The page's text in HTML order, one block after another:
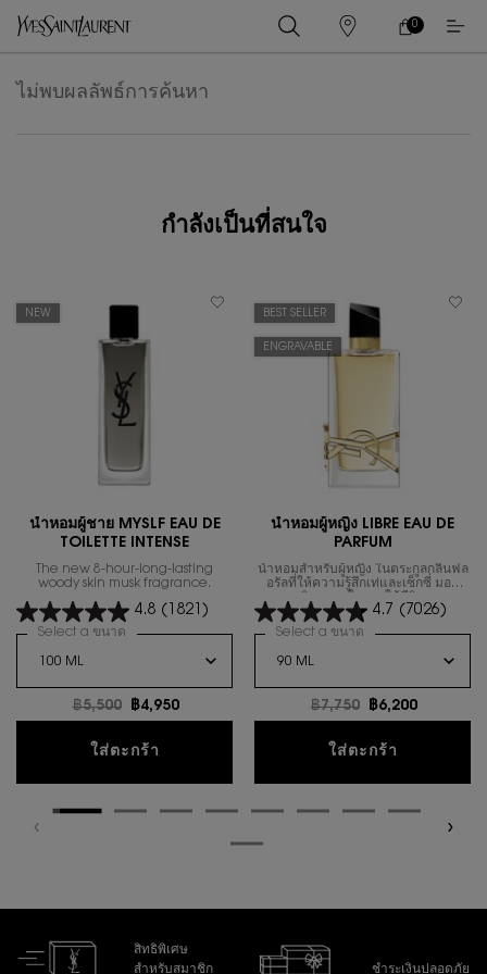
ร้าน
ค้า
ตะกร้า
0
0 PRODUCT IN
ไม่พบผลลัพธ์การค้นหา
กำลังเป็นที่สนใจ
NEW
น้ำหอมผู้ชาย MYSLF EAU DE
TOILETTE INTENSE
The new 8-hour-long-lasting
woody skin musk fragrance.
4.8 (1821)
Select a ขนาด for น้ำหอมผู้ชาย MYSLF EAU DE TOILETTE INTENSE
ราคาเก่า
฿5,500 ราคาใหม่
฿4,950
ใส่ตะกร้า น้ำหอมผู้ชาย MYSLF EAU DE TOILETTE
BEST SELLER
ENGRAVABLE
นํ้าหอมผู้หญิง LIBRE EAU DE
PARFUM
น้ำหอมสำหรับผู้หญิง ในตระกูลกลิ่นฟล
อรัลที่ให้ความรู้สึกเท่และเซ็กซี่ มอบ
4.7 (7026)
Select a ขนาด for นํ้าหอมผู้หญิง
ราคาเก่า
฿7,750 ราคาใหม่
฿6,200
ใส่ตะกร้า
สิทธิพิเศษ
สำหรับสมาชิก
ชำระเงินปลอดภัย